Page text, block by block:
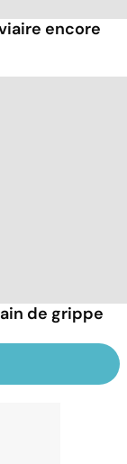
encore
de grippe